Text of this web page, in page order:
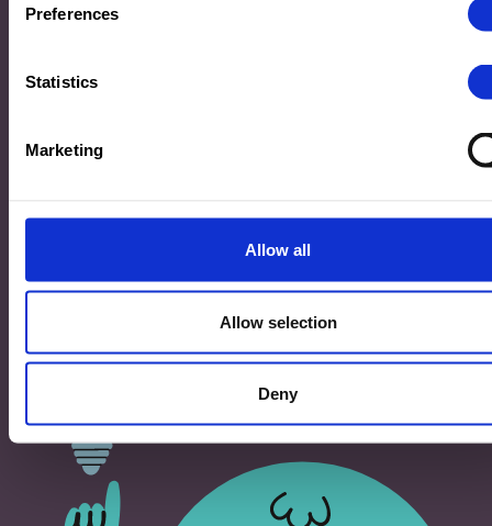
Preferences
Statistics
Marketing
Allow all
Allow selection
Deny
Adresse
©2026 Ministère de l’Éducation nationale, de l’Enfance